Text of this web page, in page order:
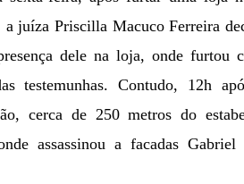
a juíza Priscilla Macuco Ferreira
dele na loja, onde furtou
testemunhas. Contudo, 12h
cerca de 250 metros do
assassinou a facadas